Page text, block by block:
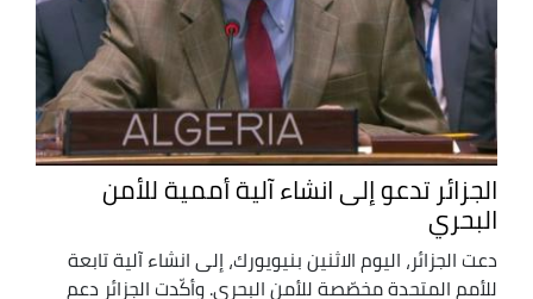
الجزائر تدعو إلى انشاء آلية أممية للأمن
البحري
دعت الجزائر، اليوم الاثنين بنيويورك، إلى انشاء آلية تابعة
للأمم المتحدة مخصّصة للأمن البحري. وأكّدت الجزائر دعم